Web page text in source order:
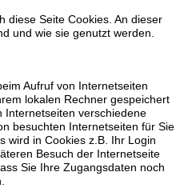
diese Seite Cookies. An dieser
und wie sie genutzt werden.
Aufruf von Internetseiten
lokalen Rechner gespeichert
Internetseiten verschiedene
besuchten Internetseiten für Sie
wird in Cookies z.B. Ihr Login
Besuch der Internetseite
Sie Ihre Zugangsdaten noch